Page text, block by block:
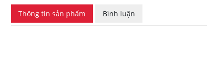
Thông tin sản phẩm Bình luận